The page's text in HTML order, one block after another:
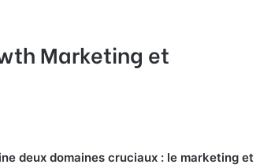
Marketing et
deux domaines cruciaux : le marketing et